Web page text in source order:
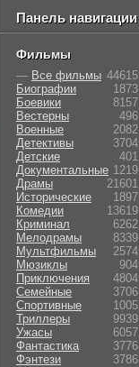
Панель навигации
Фильмы
— Все фильмы 44615
Биографии
1873
Боевики
8157
Вестерны
496
Военные
2082
Детективы
3704
Детские
401
Документальные 1219
Драмы
21601
Исторические
1897
Комедии
13619
Криминал
6262
Мелодрамы
8339
Мультфильмы
2574
Мюзиклы
904
Приключения
4804
Семейные
3706
Cпортивные
1005
Триллеры
9939
Ужасы
6057
Фантастика
3776
Фэнтези
3786